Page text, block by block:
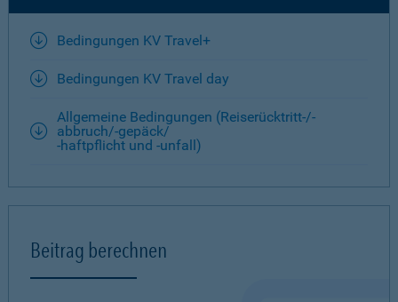
Bedingungen KV Travel+
Bedingungen KV Travel day
Allgemeine Bedingungen (Reiserücktritt-/-
abbruch/-gepäck/
-haftpflicht und -unfall)
Beitrag berechnen